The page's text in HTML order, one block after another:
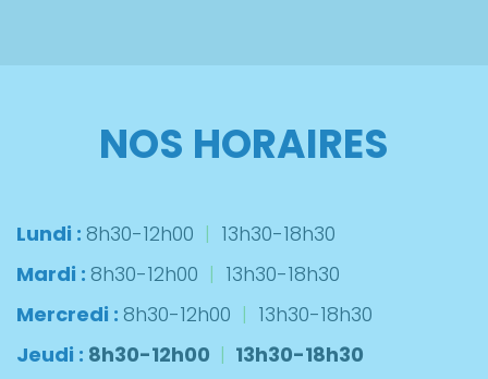
NOS HORAIRES
Lundi : 8h30-12h00 | 13h30-18h30
Mardi : 8h30-12h00 | 13h30-18h30
Mercredi : 8h30-12h00 | 13h30-18h30
Jeudi : 8h30-12h00 | 13h30-18h30